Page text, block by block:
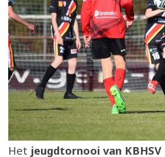
Het jeugdtornooi van KBHSV